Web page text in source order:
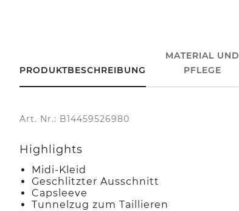
PRODUKTBESCHREIBUNG
MATERIAL UND
PFLEGE
Art. Nr.: B14459526980
Highlights
Midi-Kleid
Geschlitzter Ausschnitt
Capsleeve
Tunnelzug zum Taillieren